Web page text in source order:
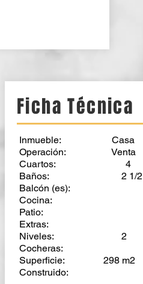
Ficha Técnica
Inmueble: Casa
Operación: Venta
Cuartos: 4
Baños: 2 1/2
Balcón (es):
Cocina:
Patio:
Extras:
Niveles: 2
Cocheras:
Superficie: 298 m2
Construido: